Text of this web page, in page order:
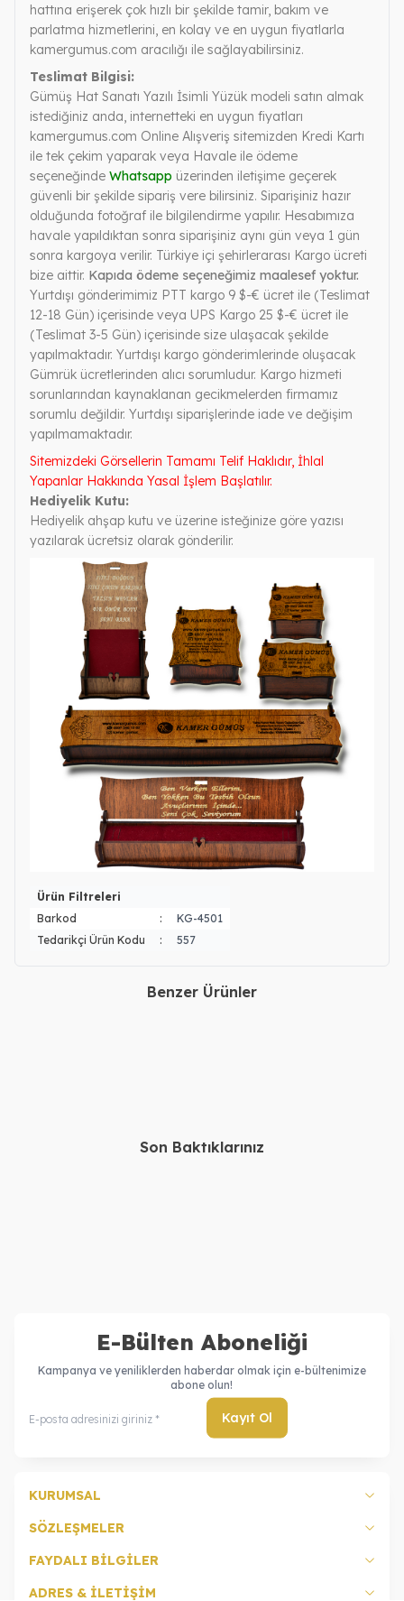
hattına erişerek çok hızlı bir şekilde tamir, bakım ve
parlatma hizmetlerini, en kolay ve en uygun fiyatlarla
kamergumus.com aracılığı ile sağlayabilirsiniz.
Teslimat Bilgisi:
Gümüş Hat Sanatı Yazılı İsimli Yüzük modeli satın almak
istediğiniz anda, internetteki en uygun fiyatları
kamergumus.com Online Alışveriş sitemizden Kredi Kartı
ile tek çekim yaparak veya Havale ile ödeme
seçeneğinde Whatsapp üzerinden iletişime geçerek
güvenli bir şekilde sipariş vere bilirsiniz. Siparişiniz hazır
olduğunda fotoğraf ile bilgilendirme yapılır. Hesabımıza
havale yapıldıktan sonra siparişiniz aynı gün veya 1 gün
sonra kargoya verilir. Türkiye içi şehirlerarası Kargo ücreti
bize aittir. Kapıda ödeme seçeneğimiz maalesef yoktur.
Yurtdışı gönderimimiz PTT kargo 9 $-€ ücret ile (Teslimat
12-18 Gün) içerisinde veya UPS Kargo 25 $-€ ücret ile
(Teslimat 3-5 Gün) içerisinde size ulaşacak şekilde
yapılmaktadır. Yurtdışı kargo gönderimlerinde oluşacak
Gümrük ücretlerinden alıcı sorumludur. Kargo hizmeti
sorunlarından kaynaklanan gecikmelerden firmamız
sorumlu değildir. Yurtdışı siparişlerinde iade ve değişim
yapılmamaktadır.
Sitemizdeki Görsellerin Tamamı Telif Haklıdır, İhlal
Yapanlar Hakkında Yasal İşlem Başlatılır.
Hediyelik Kutu:
Hediyelik ahşap kutu ve üzerine isteğinize göre yazısı
yazılarak ücretsiz olarak gönderilir.
Ürün Filtreleri
Barkod
:
KG-4501
Tedarikçi Ürün Kodu
: 557
Benzer Ürünler
Son Baktıklarınız
E-Bülten Aboneliği
Kampanya ve yeniliklerden haberdar olmak için e-bültenimize
abone olun!
Kayıt Ol
KURUMSAL
SÖZLEŞMELER
FAYDALI BİLGİLER
ADRES & İLETİŞİM